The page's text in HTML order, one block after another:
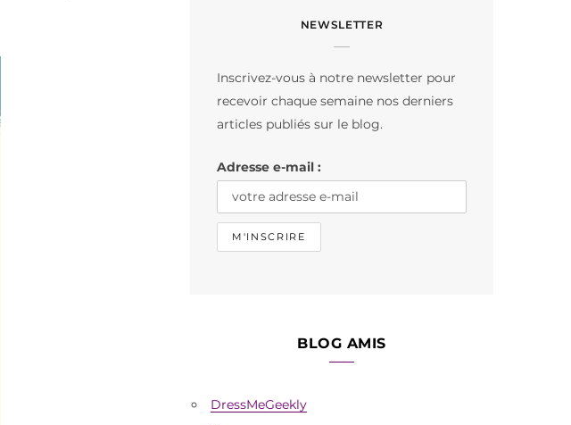
e
o
t
r
m
T
NEWSLETTER
Inscrivez-vous à notre newsletter pour
recevoir chaque semaine nos derniers
articles publiés sur le blog.
Adresse e-mail :
BLOG AMIS
DressMeGeekly